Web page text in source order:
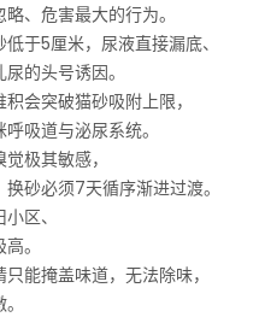
、危害最大的行为。
于5厘米，尿液直接漏底、
的头号诱因。
会突破猫砂吸附上限，
吸道与泌尿系统。
极其敏感，
砂必须7天循序渐进过渡。
区、
。
能掩盖味道，无法除味，